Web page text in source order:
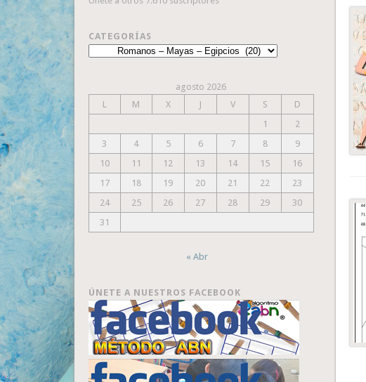
CATEGORÍAS
Categorías
agosto 2026
L
M X J V S
D
1
2
3
4 5 6 7 8
9
10
11 12 13 14 15
16
17
18 19 20 21 22
23
24
25 26 27 28 29
30
31
« Abr
ÚNETE A NUESTROS FACEBOOK